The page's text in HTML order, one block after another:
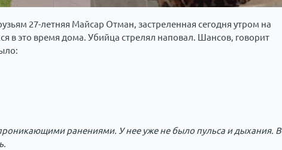
27-летняя Майсар Отман, застреленная сегодня утром на
в это время дома. Убийца стрелял наповал. Шансов, говорит
ранениями. У нее уже не было пульса и дыхания. В